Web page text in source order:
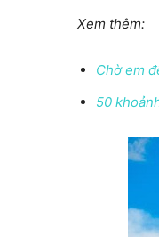
Xem thêm:
Chờ em
50